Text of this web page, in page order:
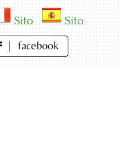
Sito Sito